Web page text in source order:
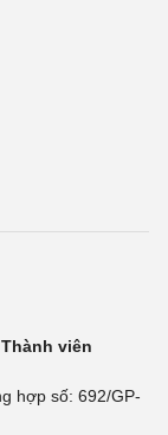
viên
hợp số: 692/GP-